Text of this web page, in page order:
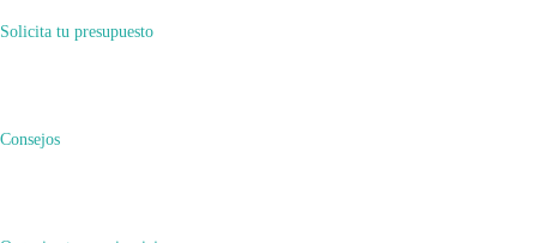
Solicita tu presupuesto
Consejos
Cómo ViajarTour Operator | Desarrollado por